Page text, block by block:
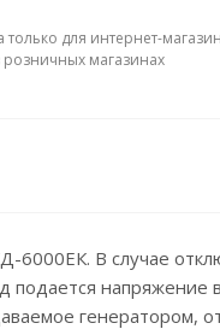
только для интернет-
розничных магазинах
6000ЕК. В случае
подается
генератором,